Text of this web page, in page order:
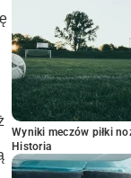
Wyniki meczów piłki
Historia